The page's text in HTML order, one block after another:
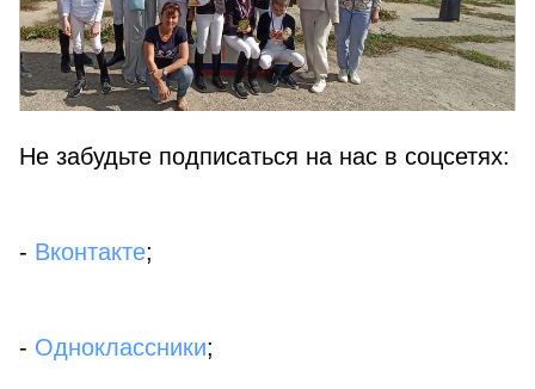
Не забудьте подписаться на нас в соцсетях:
- Вконтакте;
- Одноклассники;